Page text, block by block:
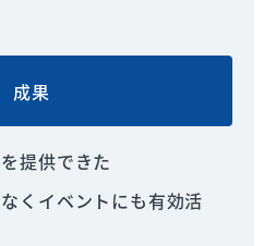
成果
提供できた
くイベントにも有効活